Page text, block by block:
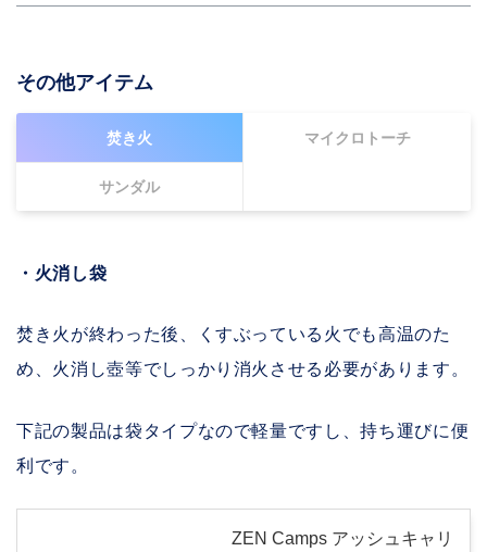
その他アイテム
焚き火 マイクロトーチ
サンダル
・火消し袋
焚き火が終わった後、くすぶっている火でも高温のた
め、火消し壺等でしっかり消火させる必要があります。
下記の製品は袋タイプなので軽量ですし、持ち運びに便
利です。
ZEN Camps アッシュキャリ